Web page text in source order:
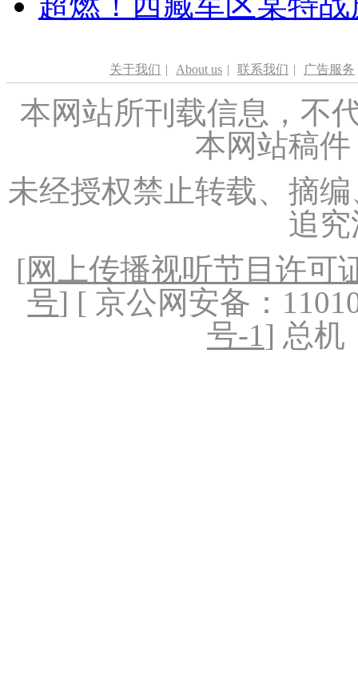
关于我们 | About us | 联系我们 | 广告服务
本网站所刊载信息，不
本网站稿
未经授权禁止转载、摘
追
[网上传播视听节目许可
号] [ 京公网安备：
号-1] 总机